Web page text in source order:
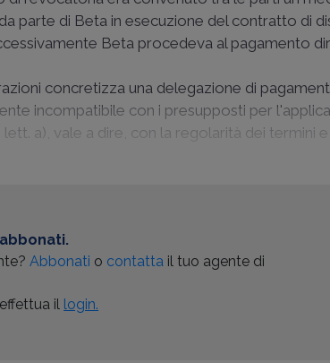
parte di Beta in esecuzione del contratto di
Beta procedeva al pagamento
concretizza una delegazione di
incompatibile con i presupposti per
a), vale a dire, con la regolarità dei termini
Abbonati o contatta il tuo agente di
il login.